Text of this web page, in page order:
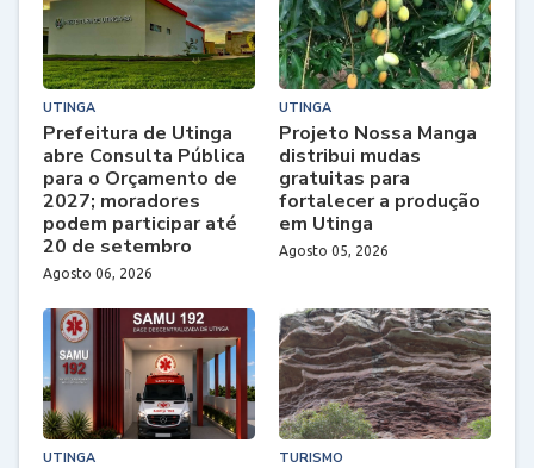
UTINGA
Prefeitura de Utinga
abre Consulta Pública
para o Orçamento de
2027; moradores
podem participar até
20 de setembro
Agosto 06, 2026
UTINGA
Projeto Nossa Manga
distribui mudas
gratuitas para
fortalecer a produção
em Utinga
Agosto 05, 2026
UTINGA TURISMO